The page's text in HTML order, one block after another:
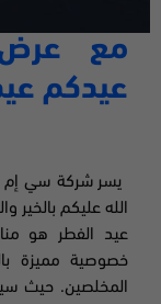
مع عرض
عيدكم
يسر شركة سي إم
الله عليكم بالخير
عيد الفطر هو
خصوصية مميزة
المخلصين. حيث